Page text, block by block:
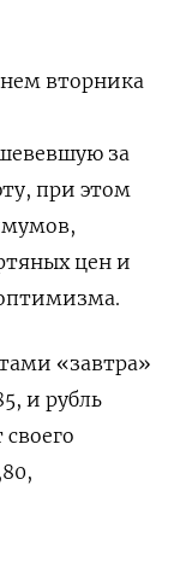
вторника
за
при этом
цен и
«завтра»
‌и рубль